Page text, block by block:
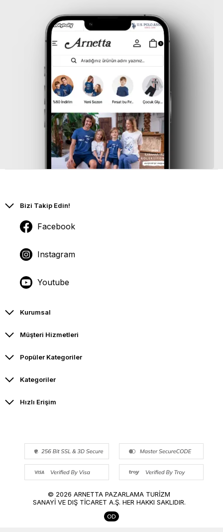
Bizi Takip Edin!
Facebook
Instagram
Youtube
Kurumsal
Müşteri Hizmetleri
Popüler Kategoriler
Kategoriler
Hızlı Erişim
© 2026 ARNETTA PAZARLAMA TURİZM
SANAYİ VE DIŞ TİCARET A.Ş. HER HAKKI SAKLIDIR.